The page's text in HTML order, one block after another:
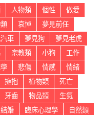
人物類 個性
做愛
哀悼
夢見前任
車 夢見狗
夢見老虎
宗教類 小狗
工作
悲傷 情感
情緒
擁抱 植物類
死亡
牙齒 物品類
生氣
結婚 臨床心理學
自然類